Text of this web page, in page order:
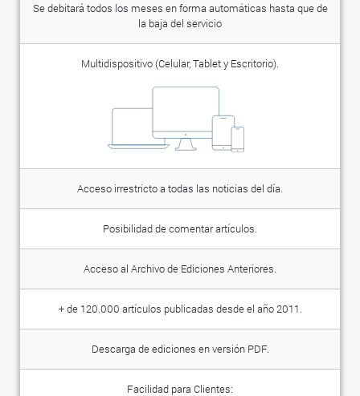
Se debitará todos los meses en forma automáticas hasta que de
la baja del servicio
Multidispositivo (Celular, Tablet y Escritorio).
Acceso irrestricto a todas las noticias del día.
Posibilidad de comentar artículos.
Acceso al Archivo de Ediciones Anteriores.
+ de 120.000 artículos publicadas desde el año 2011.
Descarga de ediciones en versión PDF.
Facilidad para Clientes: